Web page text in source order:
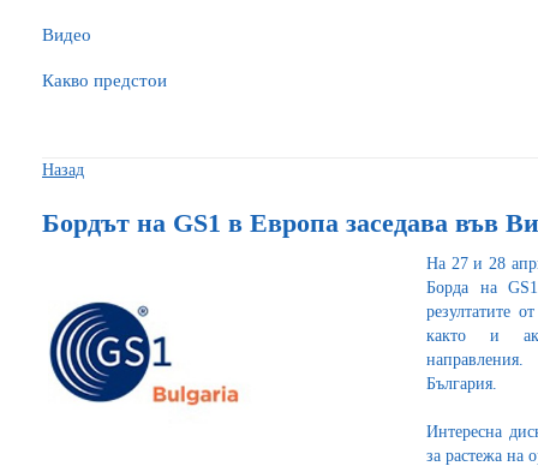
Видео
Какво предстои
Назад
Бордът на GS1 в Европа заседава във
На 27 и 28
Борда на
резултатите
както и
България.
Интересна
за растежа на